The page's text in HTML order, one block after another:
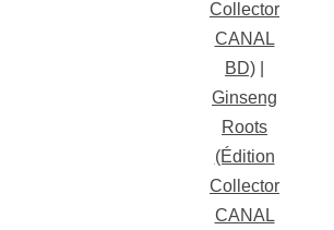
Collector
CANAL
BD)
Ginseng
Roots
(Édition
Collector
CANAL